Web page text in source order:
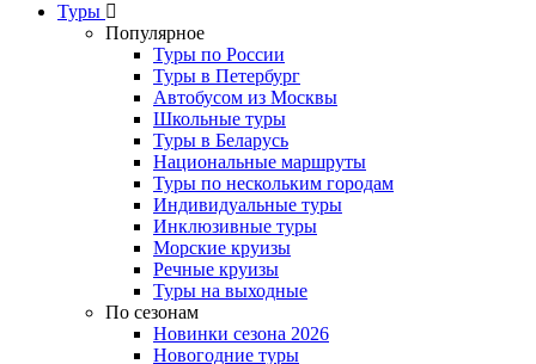
Туры
Популярное
Туры по России
Туры в Петербург
Автобусом из Москвы
Школьные туры
Туры в Беларусь
Национальные маршруты
Туры по нескольким городам
Индивидуальные туры
Инклюзивные туры
Морские круизы
Речные круизы
Туры на выходные
По сезонам
Новинки сезона 2026
Новогодние туры